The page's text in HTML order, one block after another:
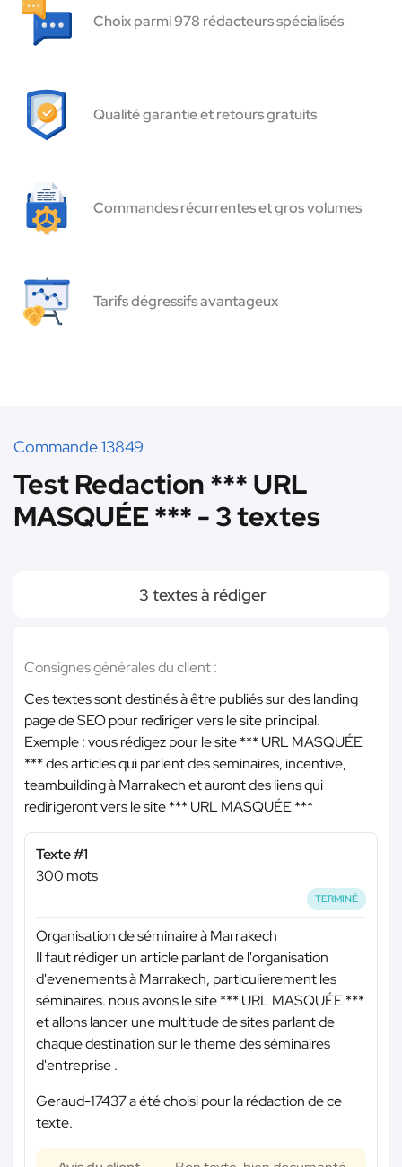
Choix parmi 978 rédacteurs spécialisés
Qualité garantie et retours gratuits
Commandes récurrentes et gros volumes
Tarifs dégressifs avantageux
Commande 13849
Test Redaction *** URL
MASQUÉE *** - 3 textes
3 textes à rédiger
Consignes générales du client :
Ces textes sont destinés à être publiés sur des landing
page de SEO pour rediriger vers le site principal.
Exemple : vous rédigez pour le site*** URL MASQUÉE
***des articles qui parlent des seminaires, incentive,
teambuilding à Marrakech et auront des liens qui
redirigeront vers le site*** URL MASQUÉE ***
Texte #1
300 mots
TERMINÉ
Organisation de séminaire à Marrakech
Il faut rédiger un article parlant de l'organisation
d'evenements à Marrakech, particulierement les
séminaires. nous avons le site*** URL MASQUÉE ***
et allons lancer une multitude de sites parlant de
chaque destination sur le theme des séminaires
d'entreprise .
Geraud-17437 a été choisi pour la rédaction de ce
texte.